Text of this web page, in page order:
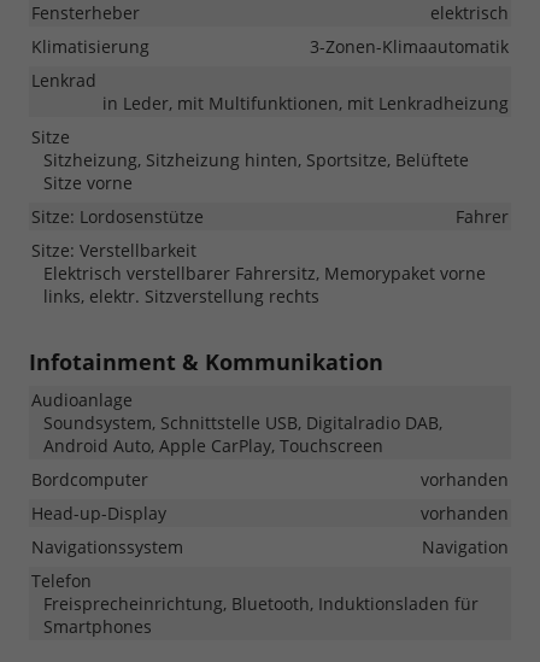
Fensterheber
elektrisch
Klimatisierung
3-Zonen-Klimaautomatik
Lenkrad
in Leder, mit Multifunktionen, mit Lenkradheizung
Sitze
Sitzheizung, Sitzheizung hinten, Sportsitze, Belüftete
Sitze vorne
Sitze: Lordosenstütze
Fahrer
Sitze: Verstellbarkeit
Elektrisch verstellbarer Fahrersitz, Memorypaket vorne
links, elektr. Sitzverstellung rechts
Infotainment & Kommunikation
Audioanlage
Soundsystem, Schnittstelle USB, Digitalradio DAB,
Android Auto, Apple CarPlay, Touchscreen
Bordcomputer
vorhanden
Head-up-Display
vorhanden
Navigationssystem
Navigation
Telefon
Freisprecheinrichtung, Bluetooth, Induktionsladen für
Smartphones